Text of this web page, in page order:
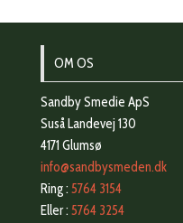
OM OS
Sandby Smedie ApS
Suså Landevej 130
4171 Glumsø
info@sandbysmeden.dk
Ring : 5764 3154
Eller : 5764 3254